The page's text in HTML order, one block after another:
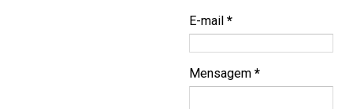
E-mail *
Mensagem *